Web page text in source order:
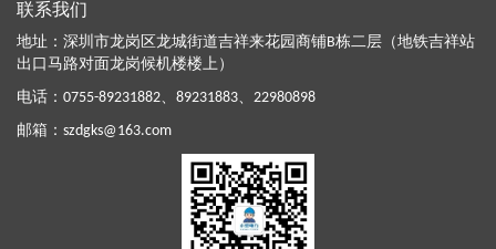
联系我们
地址：深圳市龙岗区龙城街道吉祥来花园商铺B栋二层（地铁吉祥站
出口马路对面龙岗候机楼楼上）
电话： 0755-89231882、 89231883、 22980898
邮箱： szdgks@163.com